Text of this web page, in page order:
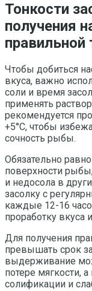
Тонкости
получения
правильной
Чтобы добиться
вкуса, важно
соли и время
применять
рекомендуется
+5°C, чтобы
сочность рыбы.
Обязательно
поверхности
и недосола в
засолку с
каждые 12-16
проработку вкуса
Для получения
превышать срок
выдерживание
потере мягкости,
солификации и